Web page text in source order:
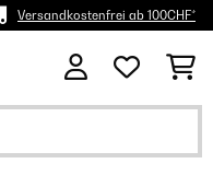
Versandkostenfrei ab 100CHF*